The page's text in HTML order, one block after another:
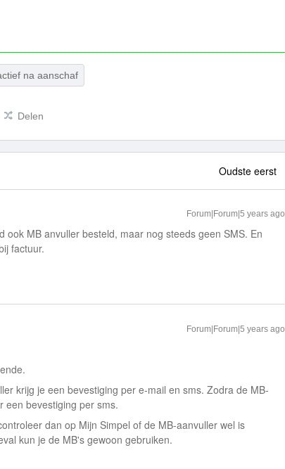
na aanschaf
Delen
Oudste eerst
Forum|Forum|5 years ago
ook MB anvuller besteld, maar nog steeds geen SMS. En
factuur.
Forum|Forum|5 years ago
krijg je een bevestiging per e-mail en sms. Zodra de MB-
een bevestiging per sms.
dan op Mijn Simpel of de MB-aanvuller wel is
kun je de MB's gewoon gebruiken.